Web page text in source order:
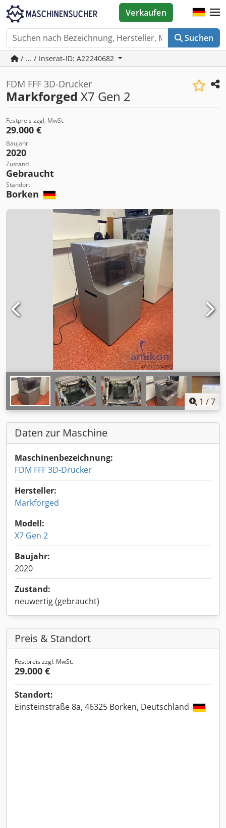
Suchen
Verkaufen
/ ... / Inserat-ID: A22240682
FDM FFF 3D-Drucker
Markforged X7 Gen 2
Festpreis zzgl. MwSt.
29.000 €
Baujahr
2020
Zustand
Gebraucht
Standort
Borken
1 /7
Daten zur Maschine
Maschinenbezeichnung:
FDM FFF 3D-Drucker
Hersteller:
Markforged
Modell:
X7 Gen 2
Baujahr:
2020
Zustand:
neuwertig (gebraucht)
Preis & Standort
Festpreis zzgl. MwSt.
29.000 €
Standort:
Einsteinstraße 8a, 46325 Borken, Deutschland